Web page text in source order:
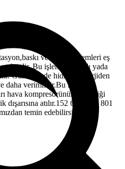
ve üfleme işlemleri eş
Bu işlemler havalı yada
Günümüzde hidrolik enerjiden
daha verimlidir.Bu işlemler
hava kompresörünün beslediği
atılır.152 639 08 – 801
temin edebilirsiniz.